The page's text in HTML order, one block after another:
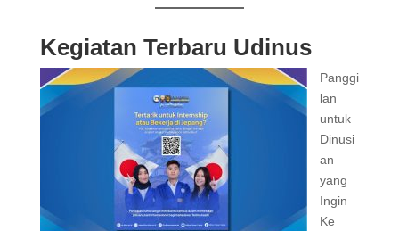
Kegiatan Terbaru Udinus
Panggi
lan
untuk
Dinusi
an
yang
Ingin
Ke